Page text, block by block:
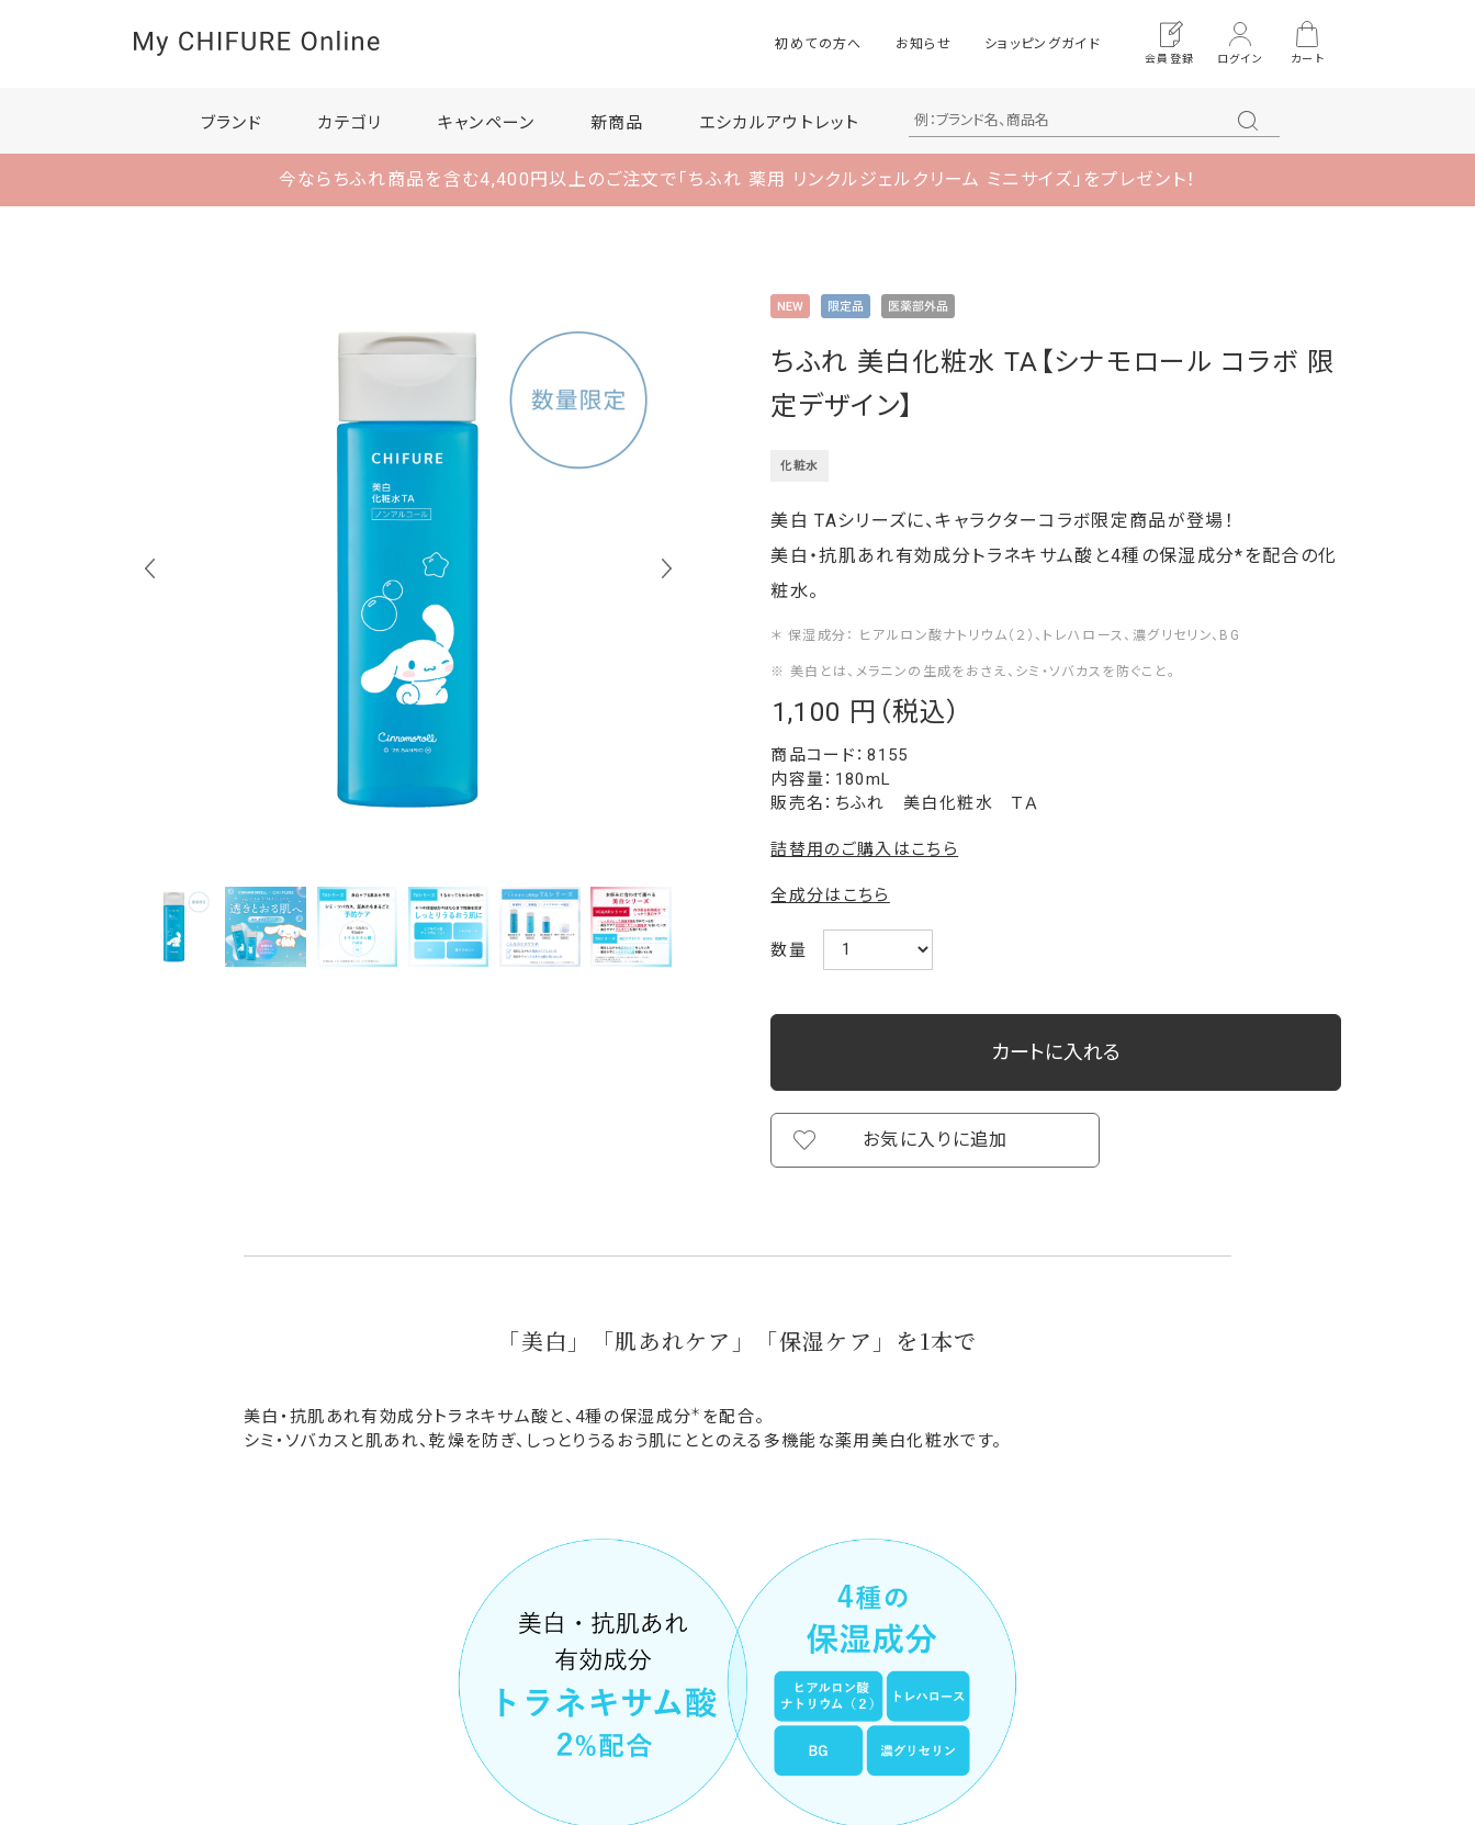
初めての方へ お知らせ ショッピングガイド
会員登録 ログイン カート
ブランド カテゴリ キャンペーン 新商品 エシカルアウトレット
今ならちふれ商品を含む4,400円以上のご注文で 「ちふれ 薬用 リンクルジェルクリーム ミニサイズ」をプレゼント！
化粧水
ちふれ 美白化粧水 TA【シナモロール コラボ 限
定デザイン】
1,100
8155
美白 TAシリーズに、キャラクターコラボ限定商品が登場！
美白・抗肌あれ有効成分トラネキサム酸と4種の保湿成分*を配合の化
粧水。
＊ 保湿成分： ヒアルロン酸ナトリウム（２）、トレハロース、濃グリセリン、BG
※ 美白とは、メラニンの生成をおさえ、シミ・ソバカスを防ぐこと。
内容量：180mL
販売名：ちふれ 美白化粧水 ＴＡ
詰替用のご購入はこちら
全成分はこちら
数量
カートに入れる
お気に入りに追加
「美白」「肌あれケア」「保湿ケア」を1本で
美白・抗肌あれ有効成分トラネキサム酸と、4種の保湿成分＊ を配合。
シミ・ソバカスと肌あれ、乾燥を防ぎ、しっとりうるおう肌にととのえる多機能な薬用美白化粧水です。